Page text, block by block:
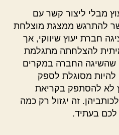
מבלי ליצור קשר עם
להתרגש ממצגת מוצלחת
חברת יעוץ שיווקי, אך
להצלחתה מתגלמת
שהשיגה החברה במקרים
להיות מסוגלת לספק
לא להסתפק בקריאת
זה יגזול רק כמה
לכם בעתיד.